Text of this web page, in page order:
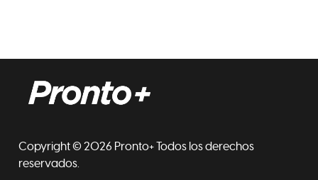
Copyright © 2026 Pronto+ Todos los derechos
reservados.